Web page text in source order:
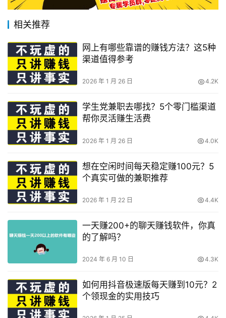
相关推荐
网上有哪些靠谱的赚钱方法？这5种
渠道值得参考
2026 年 1 月 26 日 4.2K
学生党兼职去哪找？5个零门槛渠道
帮你灵活赚生活费
2026 年 1 月 26 日 4.0K
想在空闲时间每天稳定赚100元？5
个真实可做的兼职推荐
2026 年 1 月 22 日 4.4K
一天赚200+的聊天赚钱软件，你真
的了解吗？
2024 年 6 月 10 日 4.3K
如何用抖音极速版每天赚到10元？2
个领现金的实用技巧